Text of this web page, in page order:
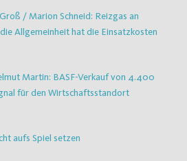
/ Marion Schneid: Reizgas an
Allgemeinheit hat die Einsatzkosten
Martin: BASF-Verkauf von 4.400
für den Wirtschaftsstandort
aufs Spiel setzen